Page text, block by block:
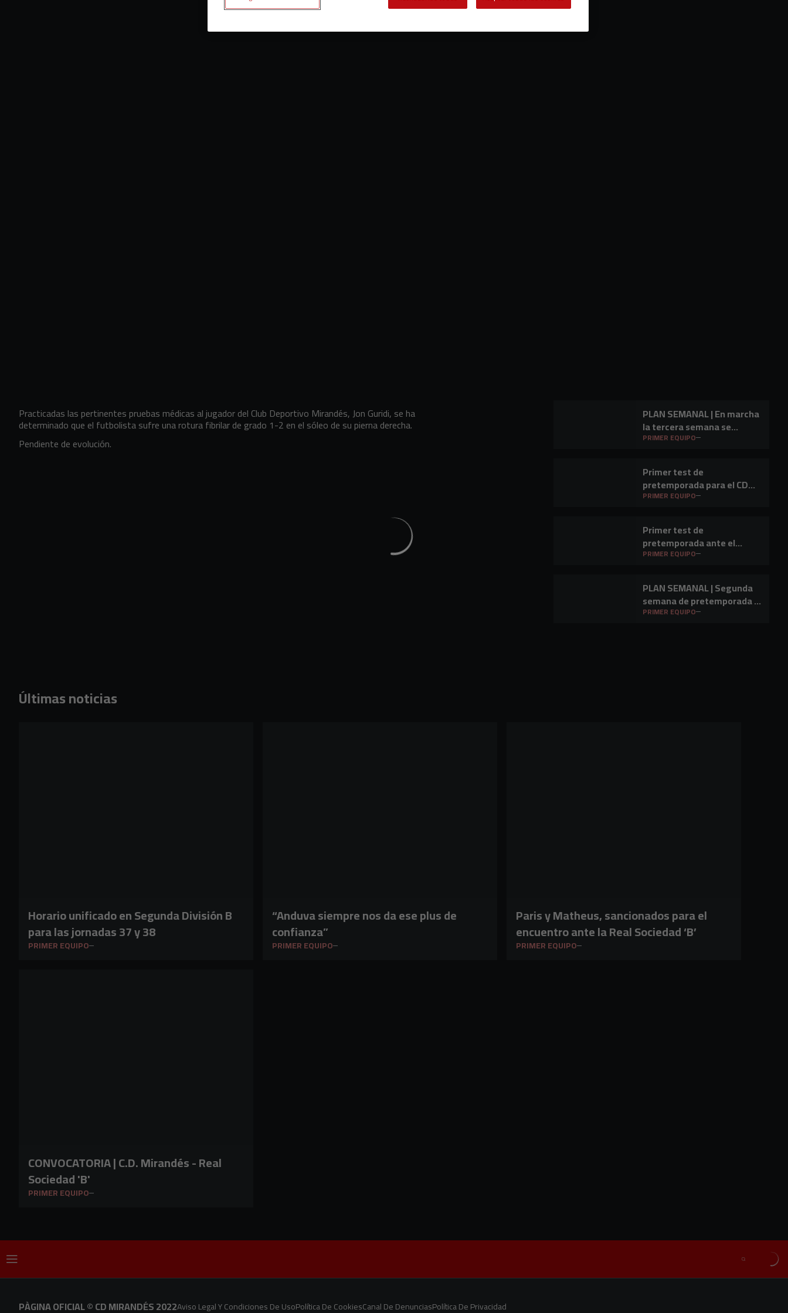
Practicadas las pertinentes pruebas médicas al jugador del Club Deportivo Mirandés, Jon Guridi, se ha
determinado que el futbolista sufre una rotura fibrilar de grado 1-2 en el sóleo de su pierna derecha.
Pendiente de evolución.
PLAN SEMANAL | En marcha
la tercera semana se
preparación
PRIMER EQUIPO
Primer test de
pretemporada para el CD
Mirandés en Lasesarre
PRIMER EQUIPO
Primer test de
pretemporada ante el
Barakaldo CF
PRIMER EQUIPO
PLAN SEMANAL | Segunda
semana de pretemporada y
primer amistoso a la vista
PRIMER EQUIPO
Últimas noticias
Horario unificado en Segunda División B
para las jornadas 37 y 38
PRIMER EQUIPO
“Anduva siempre nos da ese plus de
confianza”
PRIMER EQUIPO
Paris y Matheus, sancionados para el
encuentro ante la Real Sociedad ‘B’
PRIMER EQUIPO
CONVOCATORIA | C.D. Mirandés - Real
Sociedad 'B'
PRIMER EQUIPO
Aviso Legal Y Condiciones De UsoPolítica De CookiesCanal De DenunciasPolítica De Privacidad
PÀGINA OFICIAL © CD MIRANDÉS 2022